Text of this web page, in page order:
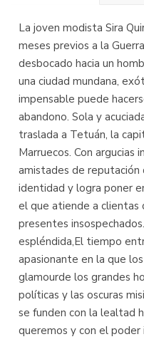
La joven modista Sira
meses previos a la
desbocado hacia un
una ciudad mundana,
impensable puede
abandono. Sola y
traslada a Tetuán, la
Marruecos. Con argucias
amistades de reputación
identidad y logra poner
el que atiende a
presentes
espléndida,El tiempo
apasionante en la que
glamourde los grandes
políticas y las oscuras
se funden con la lealtad
queremos y con el